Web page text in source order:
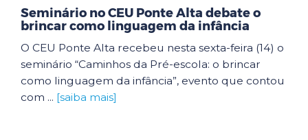
Seminário no CEU Ponte Alta debate o
brincar como linguagem da infância
O CEU Ponte Alta recebeu nesta sexta-feira (14) o
seminário “Caminhos da Pré-escola: o brincar
como linguagem da infância”, evento que contou
com ... [saiba mais]